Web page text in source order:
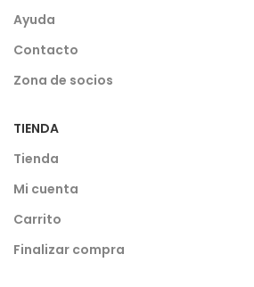
Ayuda
Contacto
Zona de socios
TIENDA
Tienda
Mi cuenta
Carrito
Finalizar compra